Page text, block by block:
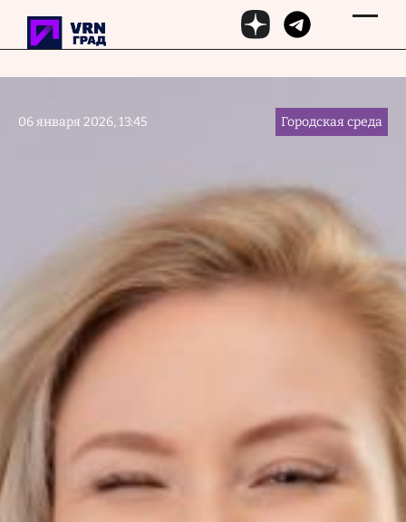
Перейти к основному содержанию
06 января 2026, 13:45 Городская среда